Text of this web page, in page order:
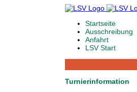
Startseite
Ausschreibung
Anfahrt
LSV Start
Turnierinformation